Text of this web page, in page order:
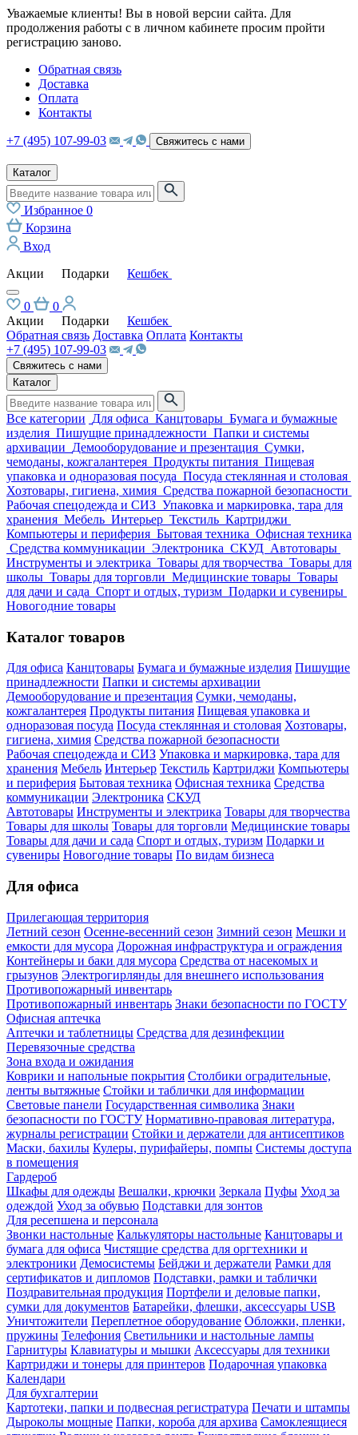
Уважаемые клиенты! Вы в новой версии сайта. Для
продолжения работы с в личном кабинете просим пройти
регистрацию заново.
Обратная связь
Доставка
Оплата
Контакты
+7 (495) 107-99-03 Свяжитесь с нами
Каталог
Избранное 0
Корзина
Вход
Акции
Подарки Кешбек
0
0
Акции
Подарки
Кешбек
Обратная связь Доставка Оплата Контакты
+7 (495) 107-99-03
Свяжитесь с нами
Каталог
Все категории Для офиса Канцтовары Бумага и бумажные
изделия Пишущие принадлежности Папки и системы
архивации Демооборудование и презентация Сумки,
чемоданы, кожгалантерея Продукты питания Пищевая
упаковка и одноразовая посуда Посуда стеклянная и столовая
Хозтовары, гигиена, химия Средства пожарной безопасности
Рабочая спецодежда и СИЗ Упаковка и маркировка, тара для
хранения Мебель Интерьер Текстиль Картриджи
Компьютеры и периферия Бытовая техника Офисная техника
Средства коммуникации Электроника СКУД Автотовары
Инструменты и электрика Товары для творчества Товары для
школы Товары для торговли Медицинские товары Товары
для дачи и сада Спорт и отдых, туризм Подарки и сувениры
Новогодние товары
Каталог товаров
Для офиса Канцтовары Бумага и бумажные изделия Пишущие
принадлежности Папки и системы архивации
Демооборудование и презентация Сумки, чемоданы,
кожгалантерея Продукты питания Пищевая упаковка и
одноразовая посуда Посуда стеклянная и столовая Хозтовары,
гигиена, химия Средства пожарной безопасности
Рабочая спецодежда и СИЗ Упаковка и маркировка, тара для
хранения Мебель Интерьер Текстиль Картриджи Компьютеры
и периферия Бытовая техника Офисная техника Средства
коммуникации Электроника СКУД
Автотовары Инструменты и электрика Товары для творчества
Товары для школы Товары для торговли Медицинские товары
Товары для дачи и сада Спорт и отдых, туризм Подарки и
сувениры Новогодние товары По видам бизнеса
Для офиса
Прилегающая территория
Летний сезон Осенне-весенний сезон Зимний сезон Мешки и
емкости для мусора Дорожная инфраструктура и ограждения
Контейнеры и баки для мусора Средства от насекомых и
грызунов Электрогирлянды для внешнего использования
Противопожарный инвентарь
Противопожарный инвентарь Знаки безопасности по ГОСТУ
Офисная аптечка
Аптечки и таблетницы Средства для дезинфекции
Перевязочные средства
Зона входа и ожидания
Коврики и напольные покрытия Столбики оградительные,
ленты вытяжные Стойки и таблички для информации
Световые панели Государственная символика Знаки
безопасности по ГОСТУ Нормативно-правовая литература,
журналы регистрации Стойки и держатели для антисептиков
Маски, бахилы Кулеры, пурифайеры, помпы Системы доступа
в помещения
Гардероб
Шкафы для одежды Вешалки, крючки Зеркала Пуфы Уход за
одеждой Уход за обувью Подставки для зонтов
Для ресепшена и персонала
Звонки настольные Калькуляторы настольные Канцтовары и
бумага для офиса Чистящие средства для оргтехники и
электроники Демосистемы Бейджи и держатели Рамки для
сертификатов и дипломов Подставки, рамки и таблички
Поздравительная продукция Портфели и деловые папки,
сумки для документов Батарейки, флешки, аксессуары USB
Уничтожители Переплетное оборудование Обложки, пленки,
пружины Телефония Светильники и настольные лампы
Гарнитуры Клавиатуры и мышки Аксессуары для техники
Картриджи и тонеры для принтеров Подарочная упаковка
Календари
Для бухгалтерии
Картотеки, папки и подвесная регистратура Печати и штампы
Дыроколы мощные Папки, короба для архива Самоклеящиеся